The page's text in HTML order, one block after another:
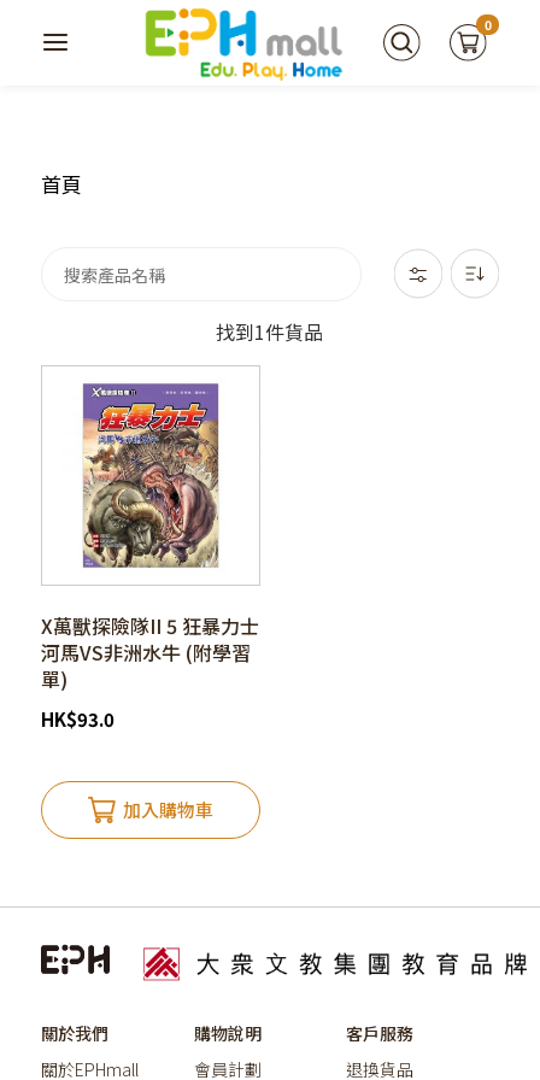
0
首頁
找到1件貨品
X萬獸探險隊II 5 狂暴力士
河馬VS非洲水牛 (附學習
單)
HK$93.0
加入購物車
關於我們
關於EPHmall
購物說明
會員計劃
客戶服務
退換貨品